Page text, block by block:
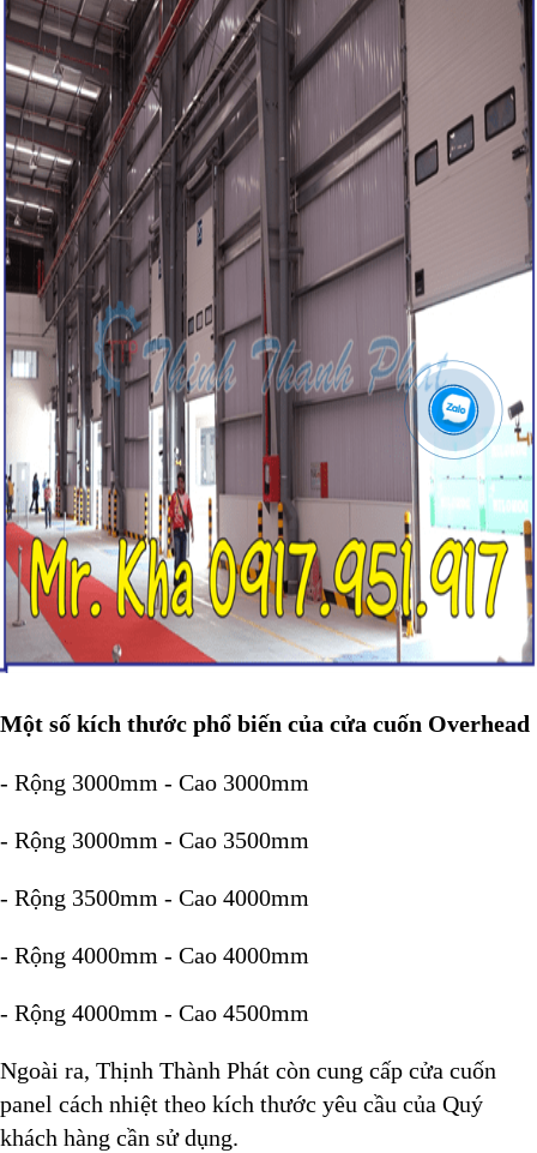
Một số kích thước phổ biến của cửa cuốn Overhead
- Rộng 3000mm - Cao 3000mm
- Rộng 3000mm - Cao 3500mm
- Rộng 3500mm - Cao 4000mm
- Rộng 4000mm - Cao 4000mm
- Rộng 4000mm - Cao 4500mm
Ngoài ra, Thịnh Thành Phát còn cung cấp cửa cuốn
panel cách nhiệt theo kích thước yêu cầu của Quý
khách hàng cần sử dụng.